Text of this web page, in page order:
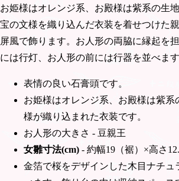
お姫様はオレンジ系、お殿様は紫系の生
宝の文様を織り込んだ衣装を着せつけた
屏風で飾ります。お人形の両脇に縁起を
には行灯、お人形の前には行器を並べます
表情の良い石膏頭です。
お姫様はオレンジ系、お殿様は紫系
様が織り込まれた衣装です。
お人形の大きさ - 豆親王
女雛寸法(cm) - 約幅19（裾）×高さ
金箔で桜をデザインした木目ナチュ